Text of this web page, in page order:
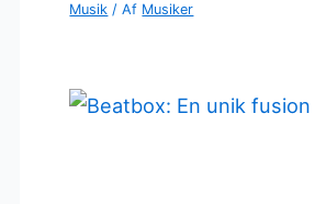
Musik / Af Musiker